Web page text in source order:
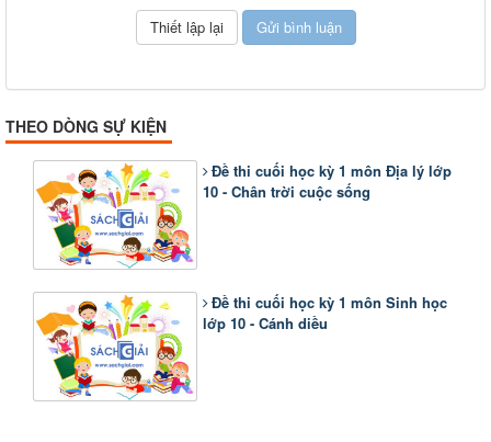
THEO DÒNG SỰ KIỆN
Đề thi cuối học kỳ 1 môn Địa lý lớp
10 - Chân trời cuộc sống
Đề thi cuối học kỳ 1 môn Sinh học
lớp 10 - Cánh diều